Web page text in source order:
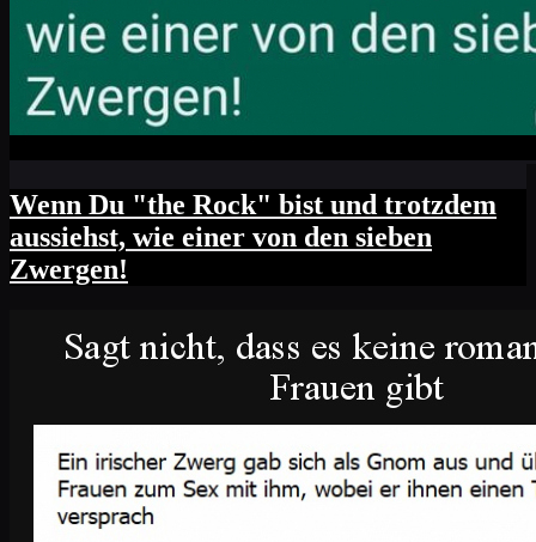
Wenn Du "the Rock" bist und trotzdem
aussiehst, wie einer von den sieben
Zwergen!